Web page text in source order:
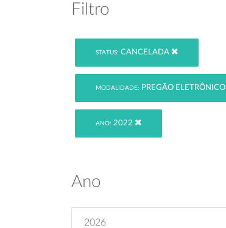
Filtro
STATUS: CANCELADA
MODALIDADE: PREGÃO ELETRÔNICO
ANO: 2022
Ano
2026